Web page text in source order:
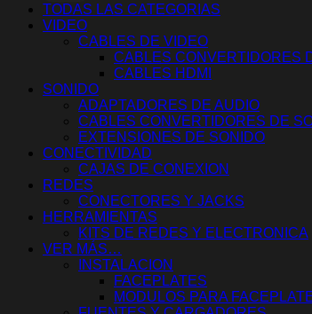
TODAS LAS CATEGORIAS
VIDEO
CABLES DE VIDEO
CABLES CONVERTIDORES
CABLES HDMI
SONIDO
ADAPTADORES DE AUDIO
CABLES CONVERTIDORES DE
EXTENSIONES DE SONIDO
CONECTIVIDAD
CAJAS DE CONEXION
REDES
CONECTORES Y JACKS
HERRAMIENTAS
KITS DE REDES Y ELECTRONICA
VER MÁS…
INSTALACION
FACEPLATES
MODULOS PARA